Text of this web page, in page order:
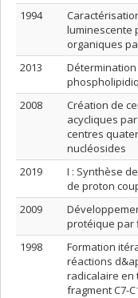
1994
luminescente
organiques
2013
2008
Création de
acycliques
centres
nucléosides
2019
I : Synthèse
de proton
2009
protéique par
1998
Formation
réactions
radicalaire en
fragment C7-